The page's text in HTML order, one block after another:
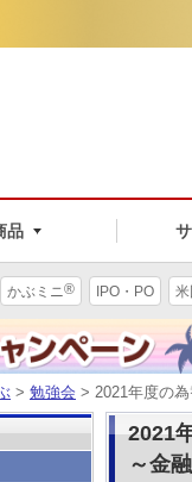
品
かぶミニ® IPO・PO
> 勉強会 > 2021年度の
2021
～金